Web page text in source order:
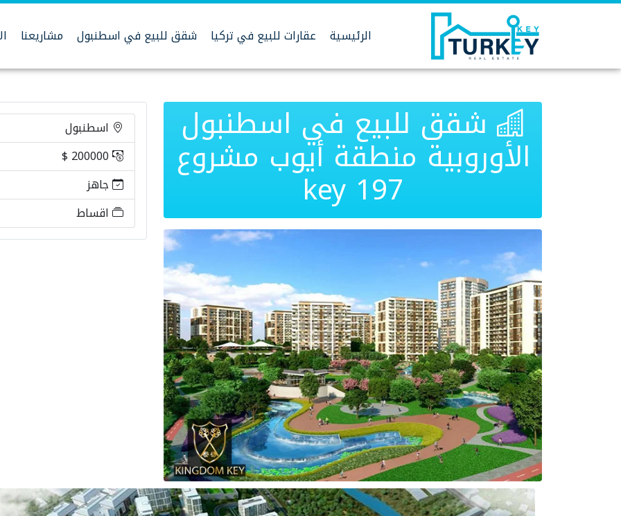
Skip
الرئيسية عقارات للبيع في تركيا شقق للبيع في اسطنبول مشاريعنا
شقق للبيع في اسطنبول
الأوروبية منطقة أيوب مشروع
key 197
اسطنبول
جاهز
اقساط